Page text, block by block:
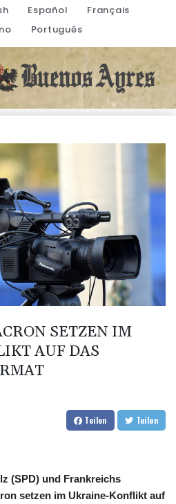
Español
Français
Português
SETZEN IM
AUF DAS
Teilen Teilen
(SPD) und Frankreichs
setzen im Ukraine-Konflikt auf